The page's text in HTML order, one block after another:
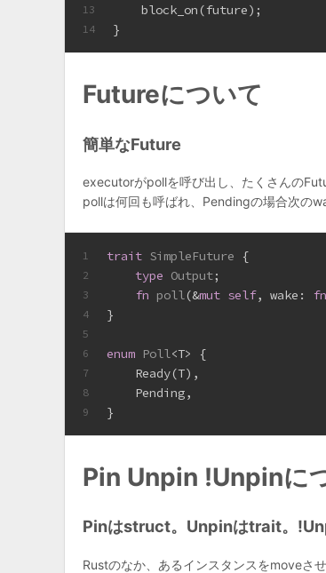
13
14
    block_on(future);
}
Futureについて
簡単なFuture
executorがpollを呼び出し、たくさんの
pollは何回も呼ばれ、Pendingの場合次の
1
2
3
4
5
6
7
8
9
trait SimpleFuture {
type Output;
fn poll(&mut self, wake: fn
}
enum Poll<T> {
    Ready(T),
    Pending,
}
Pin Unpin !Unpinに
Pinはstruct。Unpinはtrait。
Rustのなか、あるインスタンスをmoveさ